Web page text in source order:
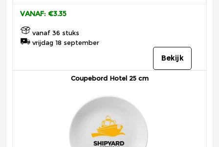
VANAF: €3.35
vanaf 36 stuks
vrijdag 18 september
Bekijk
Coupebord Hotel 25 cm